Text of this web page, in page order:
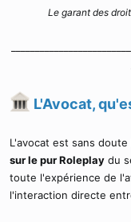
d
d
u
s
s
é
t
Le garant des
L'Avocat,
L'avocat est sans
sur le pur Roleplay du
toute l'expérience de
l'interaction directe